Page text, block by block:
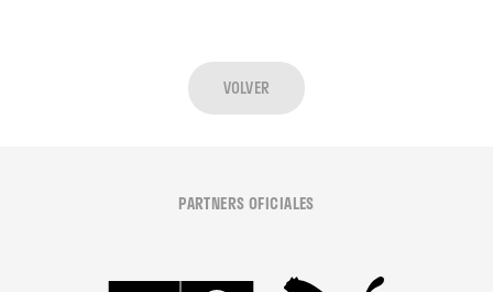
VOLVER
PARTNERS OFICIALES